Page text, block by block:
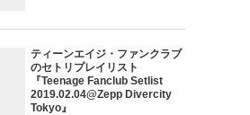
ティーンエイジ・ファンクラブ
のセトリプレイリスト
『Teenage Fanclub Setlist
2019.02.04@Zepp Divercity
Tokyo』